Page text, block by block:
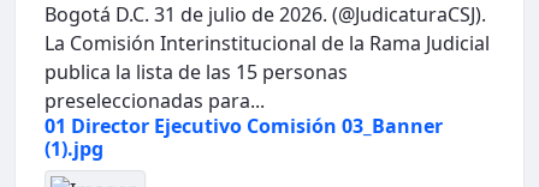
Bogotá D.C. 31 de julio de 2026. (@JudicaturaCSJ).
La Comisión Interinstitucional de la Rama Judicial
publica la lista de las 15 personas
preseleccionadas para...
01 Director Ejecutivo Comisión 03_Banner
(1).jpg